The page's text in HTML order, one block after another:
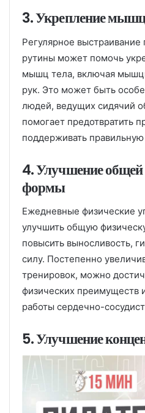
3. Укрепление мышц
Регулярное выстраивание
рутины может помочь
мышц тела, включая
рук. Это может быть
людей, ведущих сидячий
помогает предотвратить
поддерживать правильную
4. Улучшение общей
формы
Ежедневные физические
улучшить общую
повысить выносливость,
силу. Постепенно
тренировок, можно
физических преимуществ
работы сердечно-
5. Улучшение